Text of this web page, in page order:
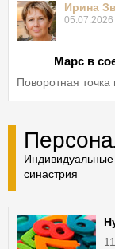
Ирина
05.07.2026
Марс в
Поворотная точка
Индивидуальные
синастрия